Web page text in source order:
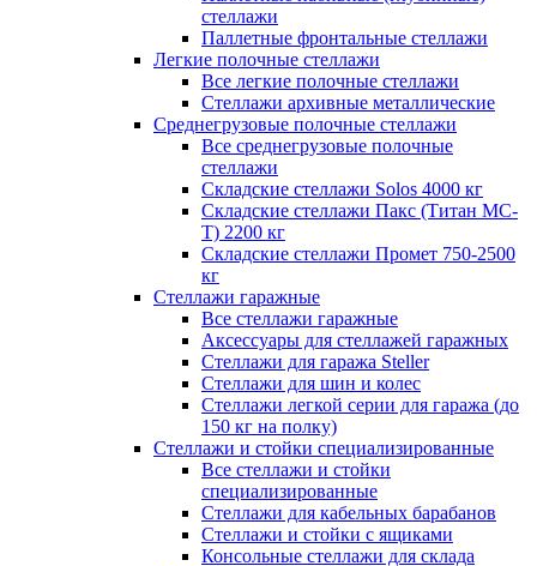
стеллажи
Паллетные фронтальные стеллажи
Легкие полочные стеллажи
Все легкие полочные стеллажи
Стеллажи архивные металлические
Среднегрузовые полочные стеллажи
Все среднегрузовые полочные
стеллажи
Складские стеллажи Solos 4000 кг
Складские стеллажи Пакс (Титан МС-
Т) 2200 кг
Складские стеллажи Промет 750-2500
кг
Стеллажи гаражные
Все стеллажи гаражные
Аксессуары для стеллажей гаражных
Стеллажи для гаража Steller
Стеллажи для шин и колес
Стеллажи легкой серии для гаража (до
150 кг на полку)
Стеллажи и стойки специализированные
Все стеллажи и стойки
специализированные
Стеллажи для кабельных барабанов
Стеллажи и стойки с ящиками
Консольные стеллажи для склада